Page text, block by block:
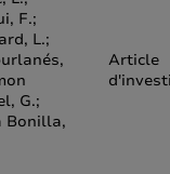
F.;
L.;
G.;
Bonilla,
Article